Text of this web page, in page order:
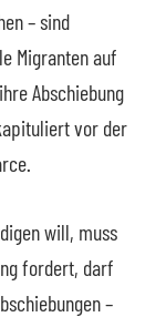
– sind
Migranten auf
Abschiebung
vor der
will, muss
fordert, darf
–